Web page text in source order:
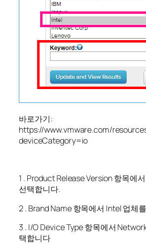
바로가기:
https://www.vmware.com/
deviceCategory=io
1 . Product Release Version 항목에
선택합니다.
2 . Brand Name 항목에서 Intel 업체
3 . I/O Device Type 항목에서
택합니다